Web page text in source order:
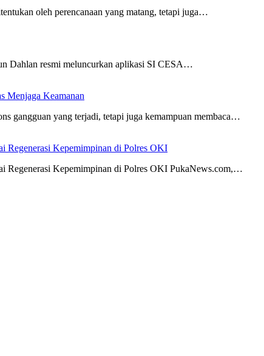
oleh perencanaan yang matang, tetapi juga…
Dahlan resmi meluncurkan aplikasi SI CESA…
Menjaga Keamanan
gangguan yang terjadi, tetapi juga kemampuan membaca…
Regenerasi Kepemimpinan di Polres OKI
Regenerasi Kepemimpinan di Polres OKI PukaNews.com,…